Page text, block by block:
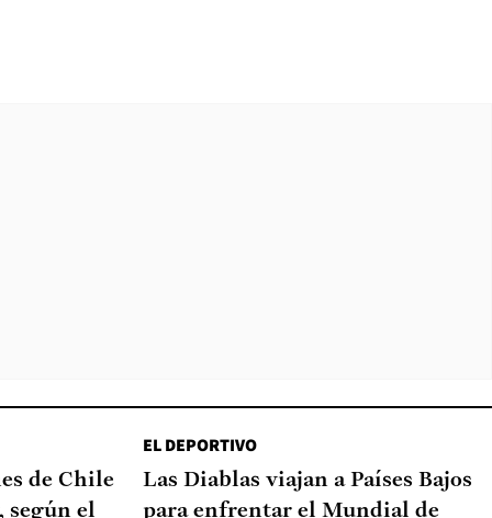
de Chile
según el
EL DEPORTIVO
Las Diablas viajan a Países Bajos
para enfrentar el Mundial de